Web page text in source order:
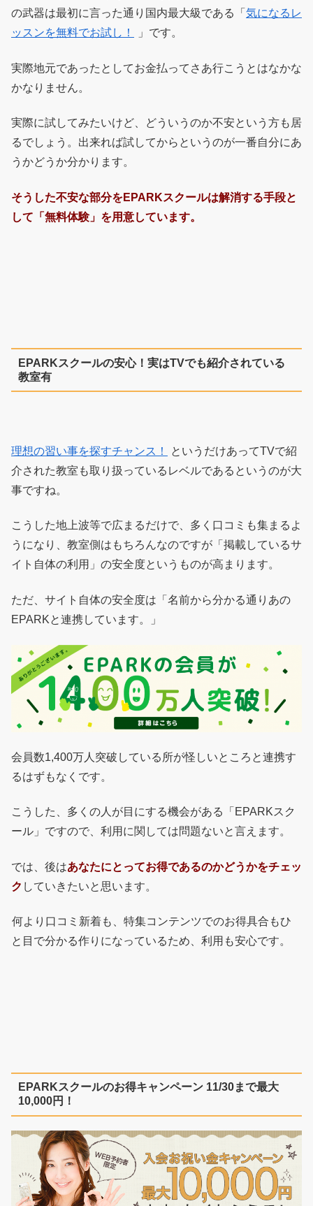
の武器は最初に言った通り国内最大級である「 気になるレ
ッスンを無料でお試し！
」です。
実際地元であったとしてお金払ってさあ行こうとはなかな
かなりません。
実際に試してみたいけど、どういうのか不安という方も居
るでしょう。出来れば試してからというのが一番自分にあ
うかどうか分かります。
そうした不安な部分をEPARKスクールは解消する手段と
して「無料体験」を用意しています。
EPARKスクールの安心！実はTVでも紹介されている
教室有
理想の習い事を探すチャンス！
というだけあってTVで紹
介された教室も取り扱っているレベルであるというのが大
事ですね。
こうした地上波等で広まるだけで、多く口コミも集まるよ
うになり、教室側はもちろんなのですが「掲載しているサ
イト自体の利用」の安全度というものが高まります。
ただ、サイト自体の安全度は「名前から分かる通りあの
EPARKと連携しています。」
会員数1,400万人突破している所が怪しいところと連携す
るはずもなくです。
こうした、多くの人が目にする機会がある「EPARKスク
ール」ですので、利用に関しては問題ないと言えます。
では、後はあなたにとってお得であるのかどうかをチェッ
ク していきたいと思います。
何より口コミ新着も、特集コンテンツでのお得具合もひ
と目で分かる作りになっているため、利用も安心です。
EPARKスクールのお得キャンペーン 11/30まで最大
10,000円！